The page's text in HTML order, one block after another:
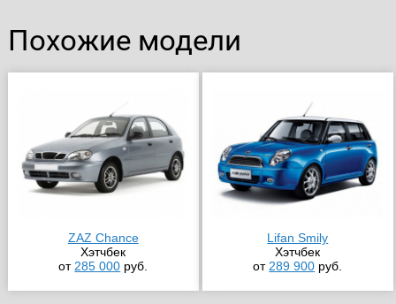
Похожие модели
ZAZ Chance
Хэтчбек
от 285 000 руб.
Lifan Smily
Хэтчбек
от 289 900 руб.